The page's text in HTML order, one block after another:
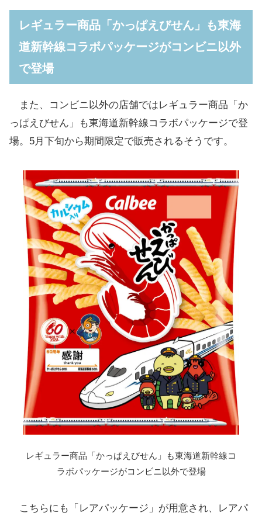
レギュラー商品「かっぱえびせん」も東海
道新幹線コラボパッケージがコンビニ以外
で登場
また、コンビニ以外の店舗ではレギュラー商品「か
っぱえびせん」も東海道新幹線コラボパッケージで登
場。5月下旬から期間限定で販売されるそうです。
レギュラー商品「かっぱえびせん」も東海道新幹線コ
ラボパッケージがコンビニ以外で登場
こちらにも「レアパッケージ」が用意され、レアパ